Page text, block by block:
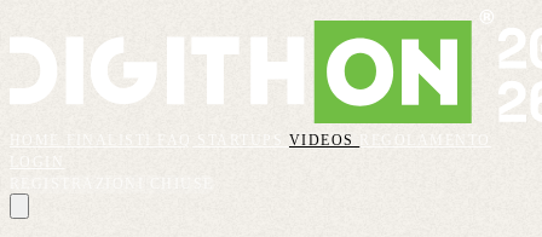
VIDEOS
REGOLAMENTO